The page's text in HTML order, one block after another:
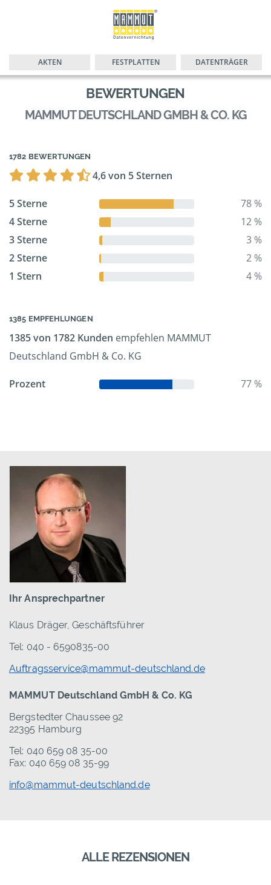
AKTEN FESTPLATTEN DATENTRÄGER
BEWERTUNGEN
MAMMUT DEUTSCHLAND GMBH & CO. KG
1782 BEWERTUNGEN
4,6 von 5 Sternen
5 Sterne
78 %
4 Sterne
12 %
3 Sterne
3 %
2 Sterne
2 %
1 Stern
4 %
1385 EMPFEHLUNGEN
1385 von 1782 Kunden empfehlen MAMMUT
Deutschland GmbH & Co. KG
Prozent 77 %
Ihr Ansprechpartner
Klaus Dräger, Geschäftsführer
Tel: 040 - 6590835-00
Auftragsservice@mammut-deutschland.de
MAMMUT Deutschland GmbH & Co. KG
Bergstedter Chaussee 92
22395 Hamburg
Tel: 040 659 08 35-00
Fax: 040 659 08 35-99
info@mammut-deutschland.de
ALLE REZENSIONEN